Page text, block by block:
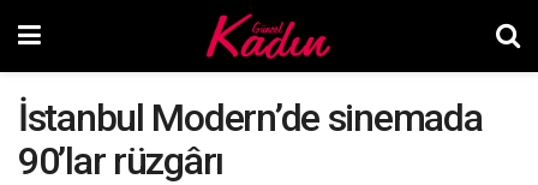
İstanbul Modern’de sinemada
90’lar rüzgârı